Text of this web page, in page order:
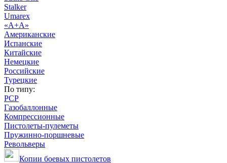
Stalker
Umarex
«А+А»
Американские
Испанские
Китайские
Немецкие
Российские
Турецкие
По типу:
PCP
Газобаллонные
Компрессионные
Пистолеты-пулеметы
Пружинно-поршневые
Револьверы
Копии боевых пистолетов